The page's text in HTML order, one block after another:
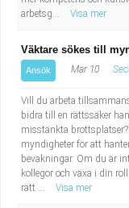
arbetsg...
Visa mer
Väktare sökes till
Ansök Mar 10
Vill du arbeta
bidra till en rättssäker
misstänkta
myndigheter för att
bevakningar. Om du är
kollegor och växa i din
rätt ...
Visa mer